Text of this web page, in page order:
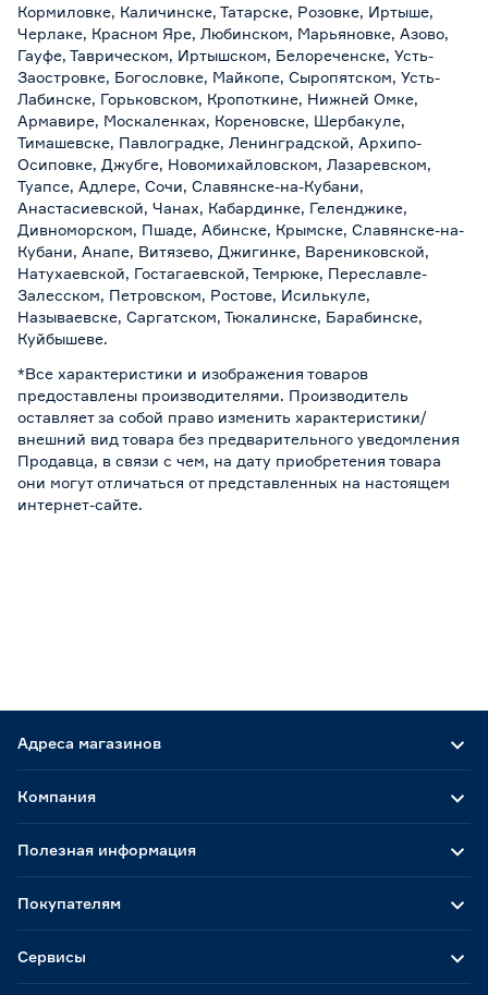
Кормиловке, Каличинске, Татарске, Розовке, Иртыше,
Черлаке, Красном Яре, Любинском, Марьяновке, Азово,
Гауфе, Таврическом, Иртышском, Белореченске, Усть-
Заостровке, Богословке, Майкопе, Сыропятском, Усть-
Лабинске, Горьковском, Кропоткине, Нижней Омке,
Армавире, Москаленках, Кореновске, Шербакуле,
Тимашевске, Павлоградке, Ленинградской, Архипо-
Осиповке, Джубге, Новомихайловском, Лазаревском,
Туапсе, Адлере, Сочи, Славянске-на-Кубани,
Анастасиевской, Чанах, Кабардинке, Геленджике,
Дивноморском, Пшаде, Абинске, Крымске, Славянске-на-
Кубани, Анапе, Витязево, Джигинке, Варениковской,
Натухаевской, Гостагаевской, Темрюке, Переславле-
Залесском, Петровском, Ростове, Исилькуле,
Называевске, Саргатском, Тюкалинске, Барабинске,
Куйбышеве.
*Все характеристики и изображения товаров
предоставлены производителями. Производитель
оставляет за собой право изменить характеристики/
внешний вид товара без предварительного уведомления
Продавца, в связи с чем, на дату приобретения товара
они могут отличаться от представленных на настоящем
интернет-сайте.
Адреса магазинов
Компания
Полезная информация
Покупателям
Сервисы